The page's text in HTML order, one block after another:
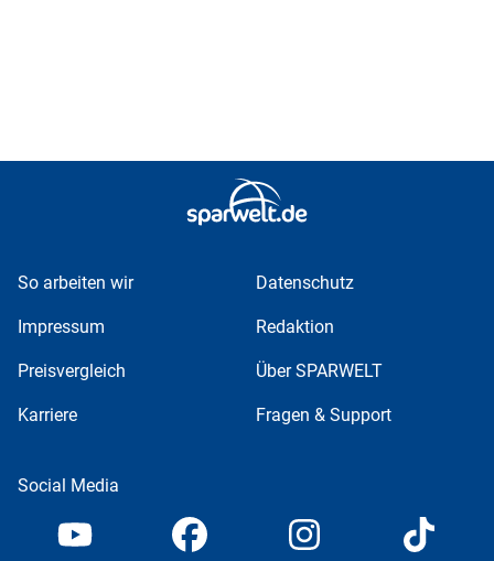
So arbeiten wir Datenschutz
Impressum Redaktion
Preisvergleich Über SPARWELT
Karriere Fragen & Support
Social Media